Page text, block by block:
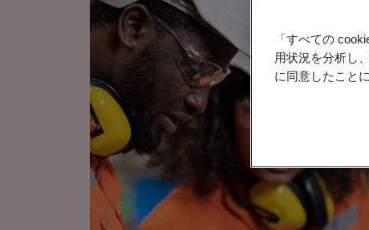
「すべての
用状況を分析し
に同意したこと